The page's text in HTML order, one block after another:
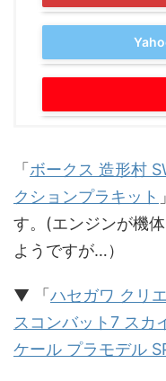
「 ボークス 造形村
クションプラキット
す。(エンジンが機
ようですが…）
▼ 「 ハセガワ クリ
スコンバット7 スカ
ケール プラモデル